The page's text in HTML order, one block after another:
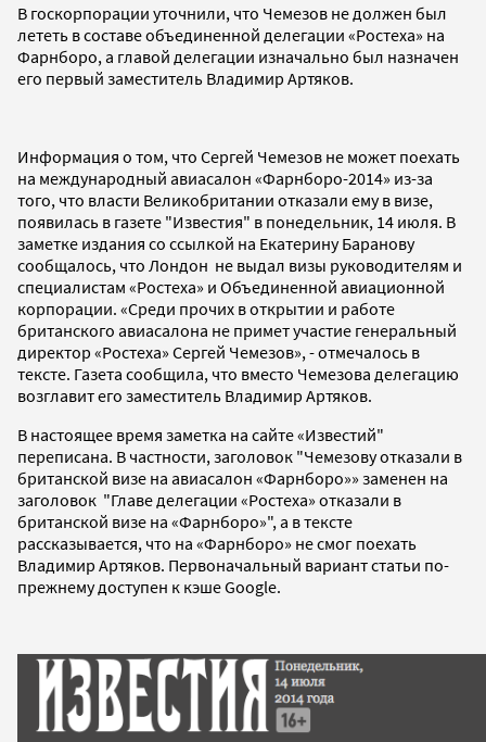
В госкорпорации уточнили, что Чемезов не должен был
лететь в составе объединенной делегации «Ростеха» на
Фарнборо, а главой делегации изначально был назначен
его первый заместитель Владимир Артяков.
Информация о том, что Сергей Чемезов не может поехать
на международный авиасалон «Фарнборо-2014» из-за
того, что власти Великобритании отказали ему в визе,
появилась в газете "Известия" в понедельник, 14 июля. В
заметке издания со ссылкой на Екатерину Баранову
сообщалось, что Лондон не выдал визы руководителям и
специалистам «Ростеха» и Объединенной авиационной
корпорации. «Среди прочих в открытии и работе
британского авиасалона не примет участие генеральный
директор «Ростеха» Сергей Чемезов», - отмечалось в
тексте. Газета сообщила, что вместо Чемезова делегацию
возглавит его заместитель Владимир Артяков.
В настоящее время заметка на сайте «Известий"
переписана. В частности, заголовок "Чемезову отказали в
британской визе на авиасалон «Фарнборо»» заменен на
заголовок "Главе делегации «Ростеха» отказали в
британской визе на «Фарнборо»", а в тексте
рассказывается, что на «Фарнборо» не смог поехать
Владимир Артяков. Первоначальный вариант статьи по-
прежнему доступен к кэше Google.